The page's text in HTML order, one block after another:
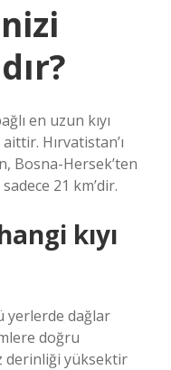
en uzun kıyı
Hırvatistan’ı
Bosna-Hersek’ten
21 km’dir.
kıyı
yerlerde dağlar
doğru
derinliği yüksektir